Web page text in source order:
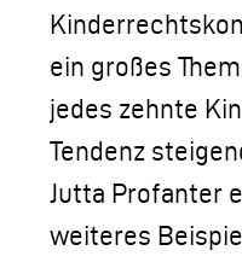
ein großes
jedes zehnte
Tendenz
Jutta Profanter
weiteres